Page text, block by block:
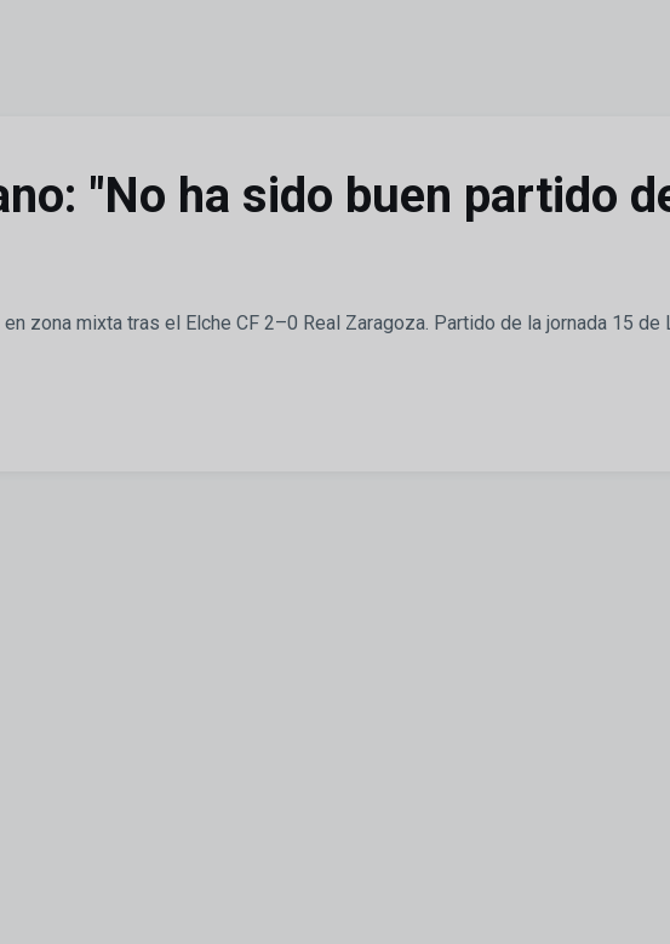
"No ha sido buen partido
zona mixta tras el Elche CF 2–0 Real Zaragoza. Partido de la jornada 15 de